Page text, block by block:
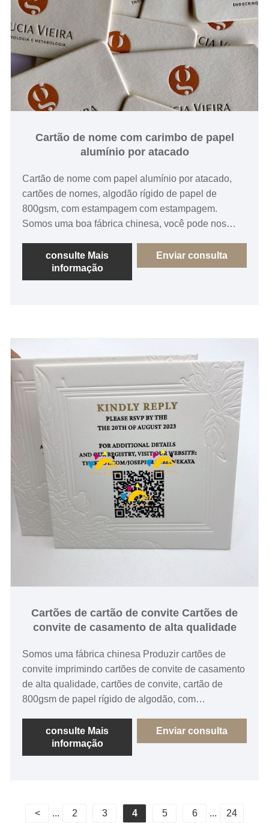
Cartão de nome com carimbo de papel
alumínio por atacado
Cartão de nome com papel alumínio por atacado,
cartões de nomes, algodão rígido de papel de
800gsm, com estampagem com estampagem.
Somos uma boa fábrica chinesa, você pode nos
cooperativo com você.
consulte Mais
informação
Enviar consulta
Cartões de cartão de convite Cartões de
convite de casamento de alta qualidade
Somos uma fábrica chinesa Produzir cartões de
convite imprimindo cartões de convite de casamento
de alta qualidade, cartões de convite, cartão de
800gsm de papel rígido de algodão, com
transparente.
consulte Mais
informação
Enviar consulta
< ... 2 3 4 5 6 ... 24